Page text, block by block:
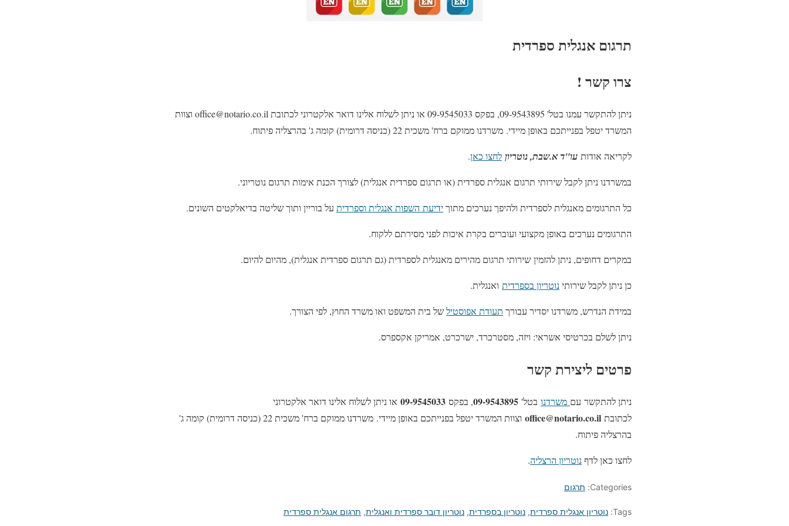
תרגום אנגלית ספרדית
צרו קשר !
ניתן להתקשר עמנו בטל' 09-9543895, בפקס 09-9545033 או ניתן לשלוח אלינו דואר אלקטרוני לכתובת office@notario.co.il וצוות
המשרד יטפל בפנייתכם באופן מיידי. משרדנו ממוקם ברח' משכית 22 (כניסה דרומית) קומה ג' בהרצליה פיתוח.
לקריאה אודות עו"ד א.שבת, נוטריון לחצו כאן.
במשרדנו ניתן לקבל שירותי תרגום אנגלית ספרדית (או תרגום ספרדית אנגלית) לצורך הכנת אימות תרגום נוטריוני.
כל התרגומים מאנגלית לספרדית ולהיפך נערכים מתוךידיעת השפות אנגלית וספרדית על בוריין ותוך שליטה בדיאלקטים השונים.
התרגומים נערכים באופן מקצועי ועוברים בקרת איכות לפני מסירתם ללקוח.
במקרים דחופים, ניתן להזמין שירותי תרגום מהירים מאנגלית לספרדית (גם תרגום ספרדית אנגלית), מהיום להיום.
כן ניתן לקבל שירותינוטריון בספרדית ואנגלית.
במידת הנדרש, משרדנו יסדיר עבורך תעודת אפוסטילשל בית המשפט ואו משרד החוץ, לפי הצורך.
ניתן לשלם בכרטיסי אשראי: ויזה, מסטרכרד, ישרכרט, אמריקן אקספרס.
פרטים ליצירת קשר
ניתן להתקשר עם משרדנו בטל' 09-9543895, בפקס 09-9545033 או ניתן לשלוח אלינו דואר אלקטרוני
לכתובת office@notario.co.il
וצוות המשרד יטפל בפנייתכם באופן מיידי. משרדנו ממוקם ברח' משכית 22 (כניסה דרומית) קומה ג'
בהרצליה פיתוח.
לחצו כאן לדףנוטריון הרצליה.
Categories: תרגום
Tags: נוטריון אנגלית ספרדית, נוטריון בספרדית, נוטריון דובר ספרדית ואנגלית, תרגום אנגלית ספרדית